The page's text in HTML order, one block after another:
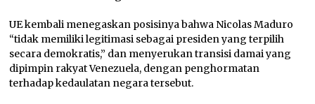
UE kembali menegaskan posisinya bahwa Nicolas Maduro
“tidak memiliki legitimasi sebagai presiden yang terpilih
secara demokratis,” dan menyerukan transisi damai yang
dipimpin rakyat Venezuela, dengan penghormatan
terhadap kedaulatan negara tersebut.